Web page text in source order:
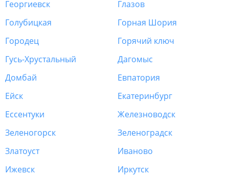
Георгиевск
Глазов
Голубицкая
Горная Шория
Городец
Горячий ключ
Гусь-Хрустальный
Дагомыс
Домбай
Евпатория
Ейск
Екатеринбург
Ессентуки
Железноводск
Зеленогорск
Зеленоградск
Златоуст
Иваново
Ижевск
Иркутск